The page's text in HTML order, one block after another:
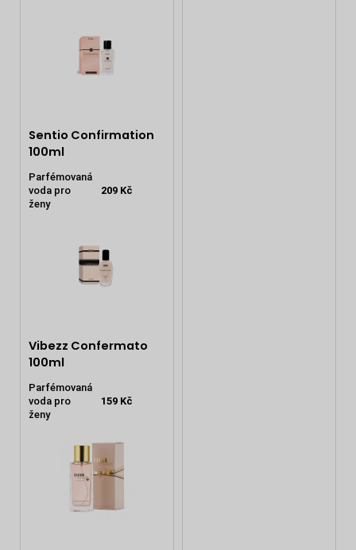
Sentio Confirmation
100ml
Parfémovaná
voda pro
ženy
209 Kč
Vibezz Confermato
100ml
Parfémovaná
voda pro
ženy
159 Kč